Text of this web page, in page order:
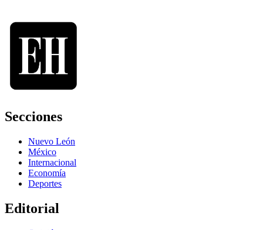
Secciones
Nuevo León
México
Internacional
Economía
Deportes
Editorial